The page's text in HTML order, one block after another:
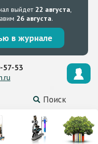
выйдет 22 августа,
26 августа.
в журнале
Поиск
57-53